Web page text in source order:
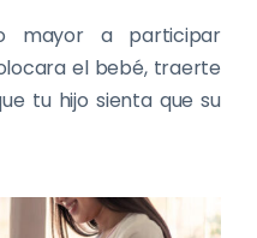
mayor a participar
el bebé, traerte
tu hijo sienta que su